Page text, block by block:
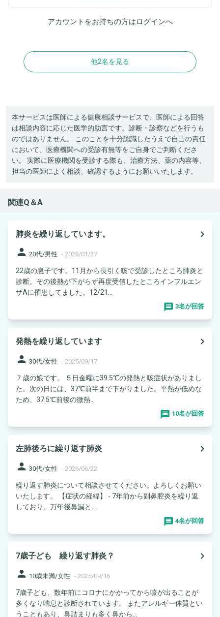
アカウントをお持ちの方はログインへ
他2名を見る
本サービスは医師による健康相談サービスで、医師による回答
は相談内容に応じた医学的助言です。診断・診察などを行うも
のではありません。 このことを十分認識したうえで自己の責任
において、医療機関への受診有無等をご自身でご判断くださ
い。 実際に医療機関を受診する際も、治療方法、薬の内容等、
担当の医師によく相談、確認するようにお願いいたします。
関連Q＆A
肺炎を繰り返しています。
navigate_next
person 20代/男性 - 2026/01/27
22歳の息子です。11月から長引く咳で受診したところ肺炎と
診断。その後熱が下がらず再度受信したところインフルエン
ザAに罹患してました。12/21...
3名が回答
発熱を繰り返しています
navigate_next
person 30代/女性 - 2025/09/17
７歳の娘です。 ５日金曜に39.5℃の発熱と咳症状がありまし
た。次の日には、37℃前半まで下がりました。平熱が低めな
ため、37.5℃前後の微熱...
10名が回答
左肺後ろに繰り返す肺炎
navigate_next
person 30代/女性 - 2026/06/22
繰り返す肺炎について相談させてください。よろしくお願い
いたします。 【症状の経緯】 - 7年前から副鼻腔炎を繰り返
しており、万年後鼻漏と...
4名が回答
7歳子ども 繰り返す肺炎？
navigate_next
person 10歳未満/女性 - 2025/09/16
7歳子ども、数年前にコロナにかかってから咳が出ることが
多くなり喘息と診断されています。 またアレルギー体質とい
うこともあり、鼻詰まりも多く鼻から...